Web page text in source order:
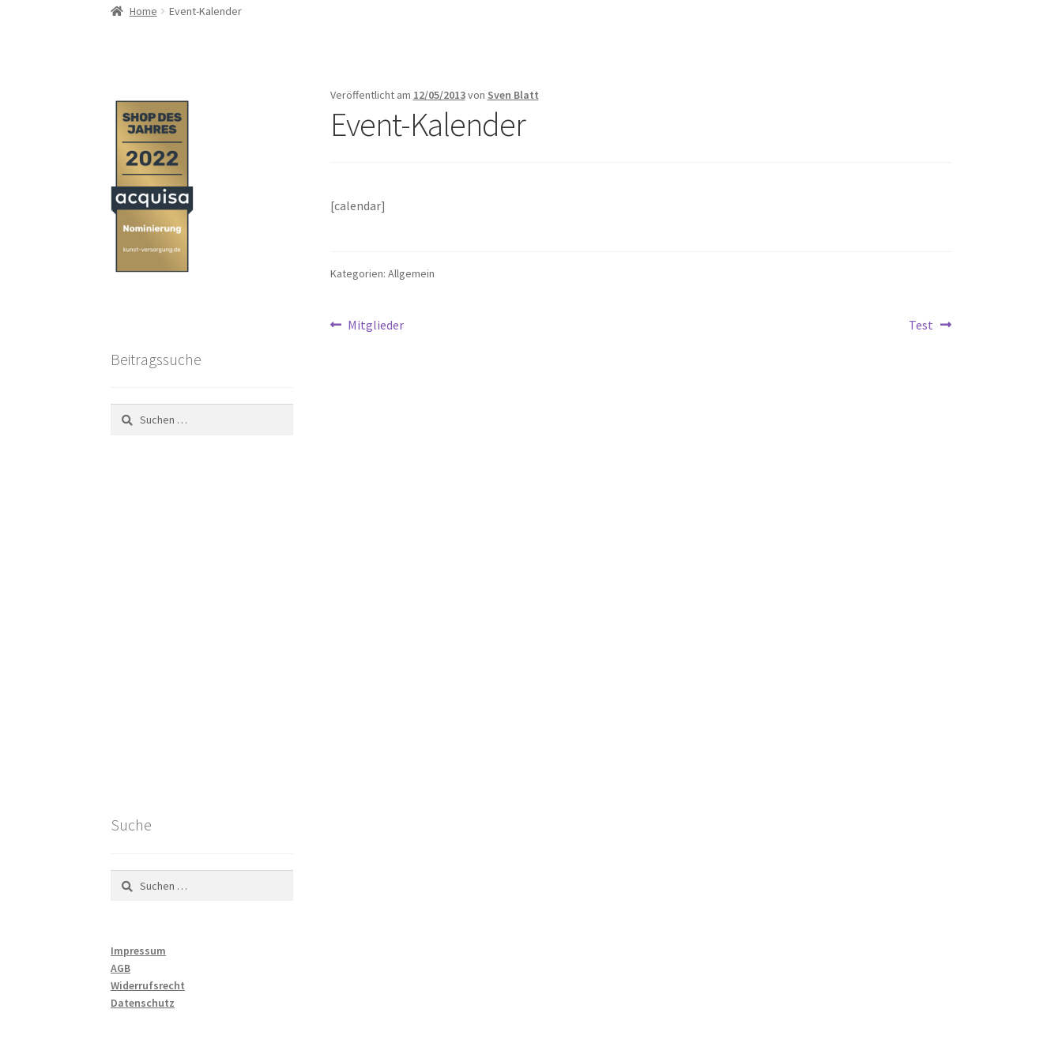
Home Event-Kalender
Veröffentlicht am 12/05/2013von Sven Blatt
Event-Kalender
[calendar]
Kategorien: Allgemein
Beitragsnavigation
Vorheriger
Mitglieder
Nächster
Test
Beitragssuche
Suchen
nach:
Suche
Suchen
nach:
Impressum
AGB
Widerrufsrecht
Datenschutz